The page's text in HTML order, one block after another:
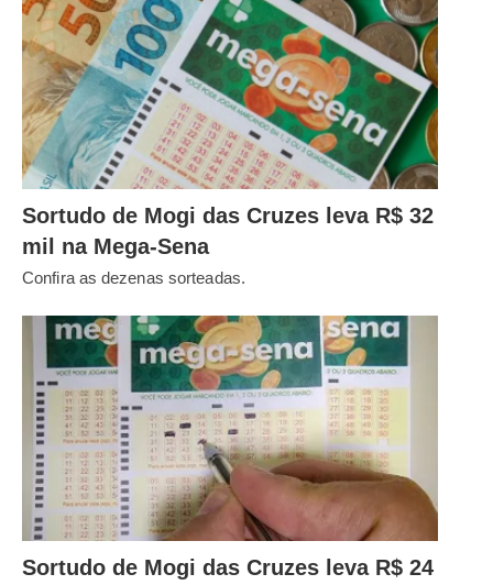
Sortudo de Mogi das Cruzes leva R$ 32
mil na Mega-Sena
Confira as dezenas sorteadas.
Sortudo de Mogi das Cruzes leva R$ 24